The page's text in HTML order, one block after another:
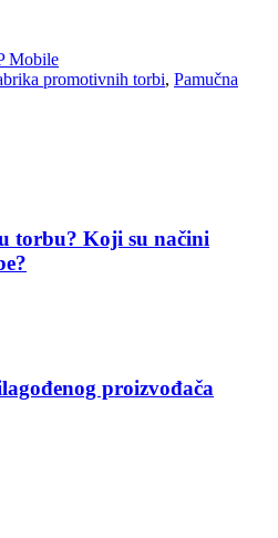
Mobile
promotivnih torbi, Pamučna
torbu? Koji su načini
proizvođača